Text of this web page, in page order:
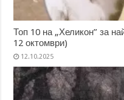
Топ 10 на „Хеликон” за
12 октомври)
12.10.2025